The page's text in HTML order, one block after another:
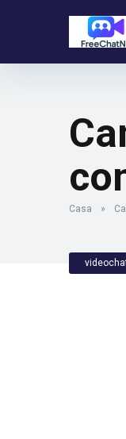
Casa »